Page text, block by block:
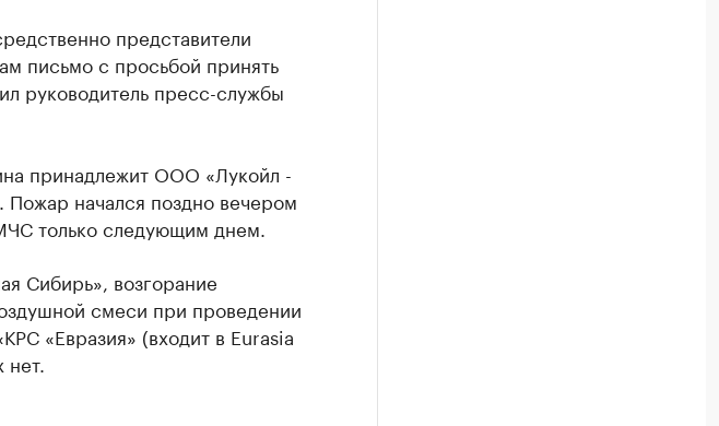
представители
письмо с просьбой принять
руководитель пресс-службы
принадлежит ООО «Лукойл -
Пожар начался поздно вечером
только следующим днем.
Сибирь», возгорание
смеси при проведении
«Евразия» (входит в Eurasia